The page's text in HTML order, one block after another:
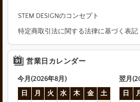
STEM DESIGNのコンセプト
特定商取引法に関する法律に基づく表記
営業日カレンダー
今月(2026年8月)
日
月 火 水 木 金
土
翌月
日